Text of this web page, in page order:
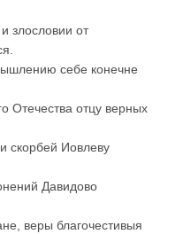
злословии от
себе конечне
Отечества отцу верных
скорбей Иовлеву
Давидово
веры благочестивыя